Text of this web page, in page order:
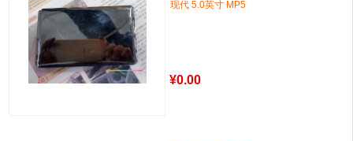
现代 5.0英寸 MP5
¥0.00